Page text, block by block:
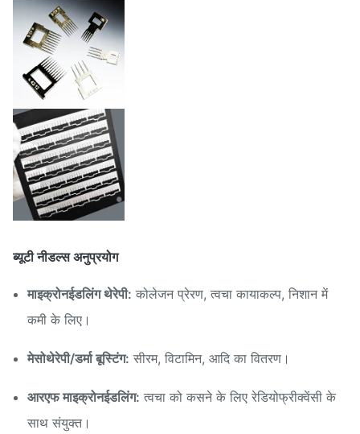
ब्यूटी नीडल्स अनुप्रयोग
माइक्रोनईडलिंग थेरेपी: कोलेजन प्रेरण, त्वचा कायाकल्प, निशान में
कमी के लिए।
मेसोथेरेपी/डर्मा बूस्टिंग: सीरम, विटामिन, आदि का वितरण।
आरएफ माइक्रोनईडलिंग: त्वचा को कसने के लिए रेडियोफ्रीक्वेंसी के
साथ संयुक्त।